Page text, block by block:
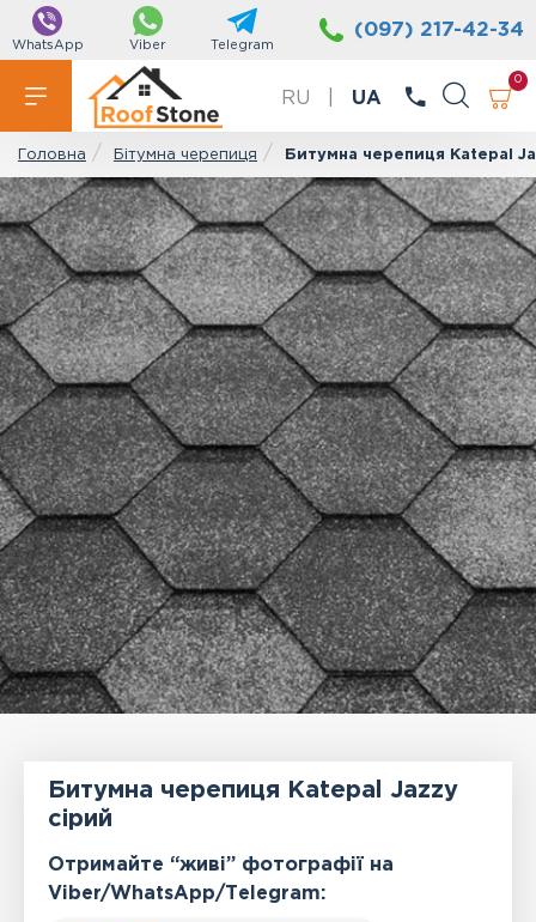
WhatsApp Viber Telegram
(097) 217-42-34
RU UA
0
Головна Бітумна черепиця Битумна черепиця Katepal
Битумна черепиця Katepal Jazzy
сірий
Отримайте “живі” фотографії на
Viber/WhatsApp/Тelegram: